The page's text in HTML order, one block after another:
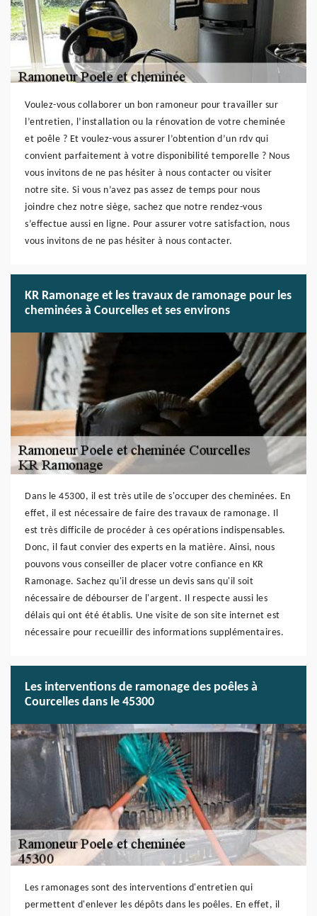
Voulez-vous collaborer un bon ramoneur pour travailler sur
l’entretien, l’installation ou la rénovation de votre cheminée
et poêle ? Et voulez-vous assurer l’obtention d’un rdv qui
convient parfaitement à votre disponibilité temporelle ? Nous
vous invitons de ne pas hésiter à nous contacter ou visiter
notre site. Si vous n’avez pas assez de temps pour nous
joindre chez notre siège, sachez que notre rendez-vous
s’effectue aussi en ligne. Pour assurer votre satisfaction, nous
vous invitons de ne pas hésiter à nous contacter.
KR Ramonage et les travaux de ramonage pour les
cheminées à Courcelles et ses environs
Dans le 45300, il est très utile de s'occuper des cheminées. En
effet, il est nécessaire de faire des travaux de ramonage. Il
est très difficile de procéder à ces opérations indispensables.
Donc, il faut convier des experts en la matière. Ainsi, nous
pouvons vous conseiller de placer votre confiance en KR
Ramonage. Sachez qu'il dresse un devis sans qu'il soit
nécessaire de débourser de l'argent. Il respecte aussi les
délais qui ont été établis. Une visite de son site internet est
nécessaire pour recueillir des informations supplémentaires.
Les interventions de ramonage des poêles à
Courcelles dans le 45300
Les ramonages sont des interventions d'entretien qui
permettent d'enlever les dépôts dans les poêles. En effet, il